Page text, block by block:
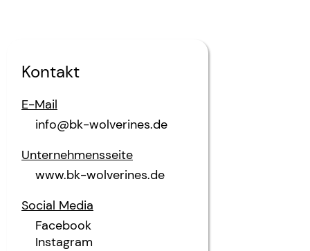
Kontakt
E-Mail
info@bk-wolverines.de
Unternehmensseite
www.bk-wolverines.de
Social Media
Facebook
Instagram